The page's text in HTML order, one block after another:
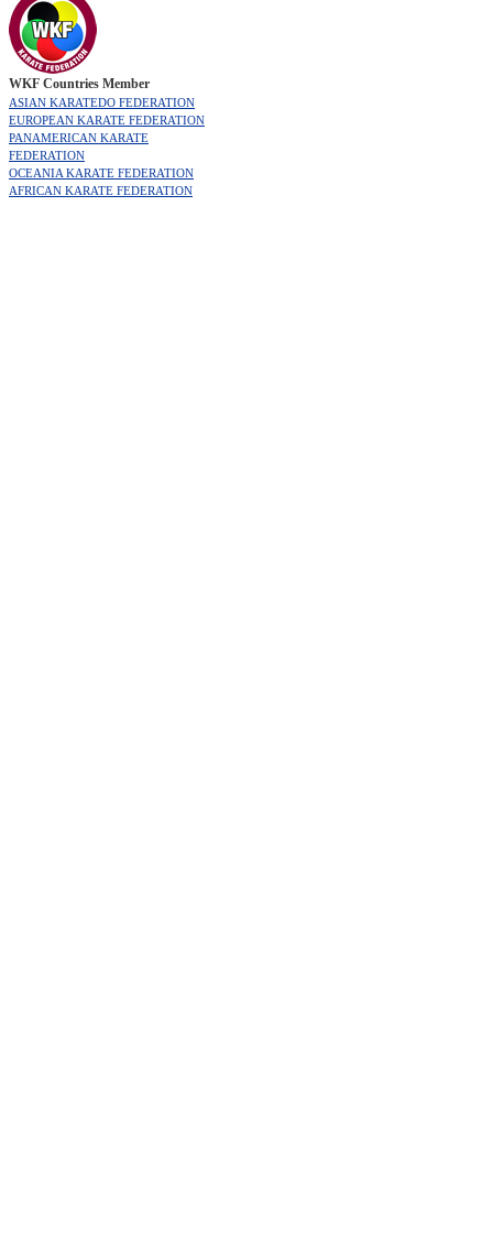
WKF Countries Member
ASIAN KARATEDO FEDERATION
EUROPEAN KARATE FEDERATION
PANAMERICAN KARATE
FEDERATION
OCEANIA KARATE FEDERATION
AFRICAN KARATE FEDERATION